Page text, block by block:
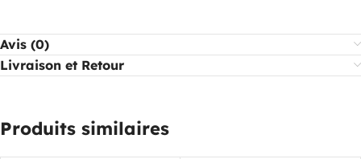
Avis (0)
Livraison et Retour
Produits similaires